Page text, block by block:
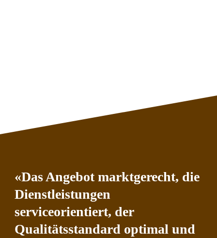
«Das Angebot marktgerecht, die
Dienstleistungen
serviceorientiert, der
Qualitätsstandard optimal und